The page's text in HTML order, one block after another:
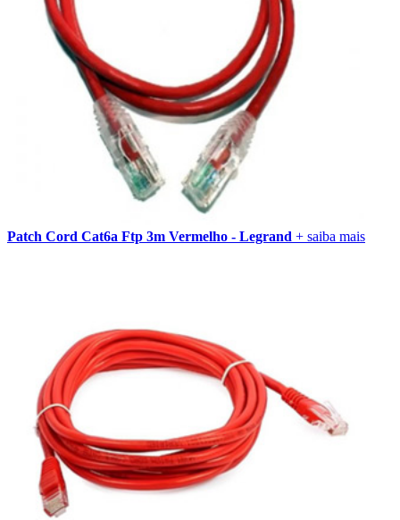
Patch Cord Cat6a Ftp 3m Vermelho - Legrand + saiba mais